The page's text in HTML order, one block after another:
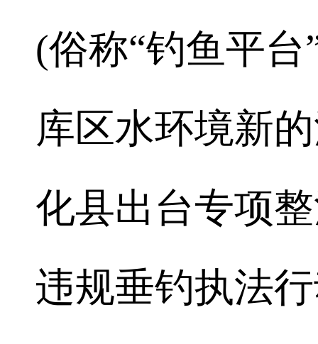
(俗称“钓鱼平
库区水环境新
化县出台专项
违规垂钓执法